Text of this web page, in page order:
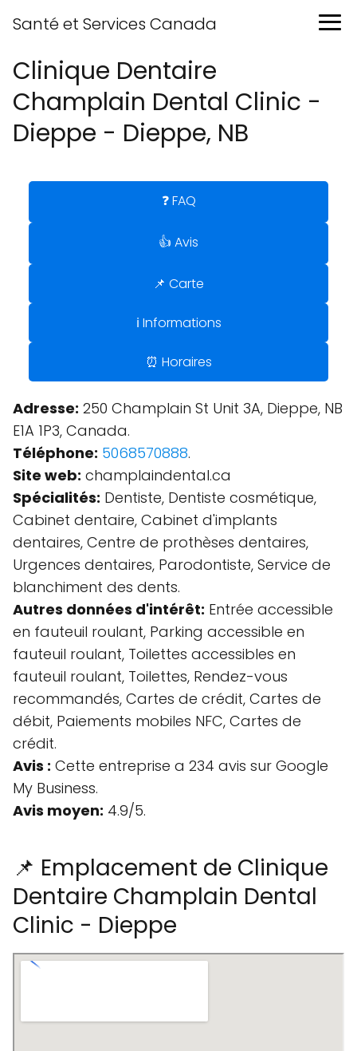
Santé et Services Canada
Clinique Dentaire
Champlain Dental Clinic -
Dieppe - Dieppe, NB
❓ FAQ
👍 Avis
📌 Carte
ℹ️ Informations
⏰ Horaires
Adresse: 250 Champlain St Unit 3A, Dieppe, NB
E1A 1P3, Canada.
Téléphone: 5068570888.
Site web: champlaindental.ca
Spécialités: Dentiste, Dentiste cosmétique,
Cabinet dentaire, Cabinet d'implants
dentaires, Centre de prothèses dentaires,
Urgences dentaires, Parodontiste, Service de
blanchiment des dents.
Autres données d'intérêt: Entrée accessible
en fauteuil roulant, Parking accessible en
fauteuil roulant, Toilettes accessibles en
fauteuil roulant, Toilettes, Rendez-vous
recommandés, Cartes de crédit, Cartes de
débit, Paiements mobiles NFC, Cartes de
crédit.
Avis : Cette entreprise a 234 avis sur Google
My Business.
Avis moyen: 4.9/5.
📌 Emplacement de Clinique
Dentaire Champlain Dental
Clinic - Dieppe